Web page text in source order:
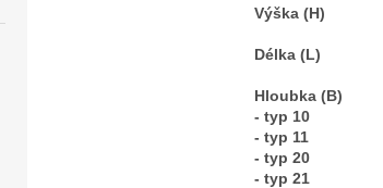
Výška (H)
Délka (L)
Hloubka (B)
- typ 10
- typ 11
- typ 20
- typ 21